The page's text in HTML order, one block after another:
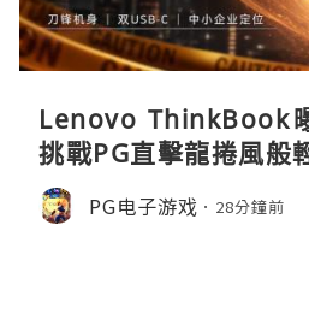
Lenovo ThinkBook
挑戰PG直擊龍捲風般
PG电子游戏 28分鐘前